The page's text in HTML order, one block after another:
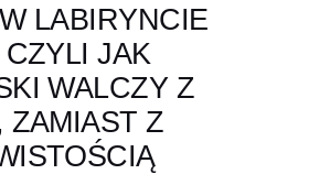
LABIRYNCIE
JAK
WALCZY Z
ZAMIAST Z